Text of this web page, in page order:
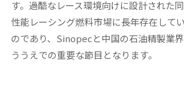
す。過酷なレース環境向けに設計された
性能レーシング燃料市場に長年存在して
のであり、Sinopecと中国の石油精製業
ううえでの重要な節目となります。